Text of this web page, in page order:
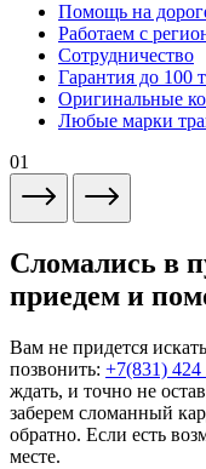
Помощь на
Работаем с
Сотрудничество
Гарантия до 100
Оригинальные
Любые марки
01
Сломались в
приедем и
Вам не придется
позвонить: +7(831) 424
ждать, и точно не
заберем сломанный
обратно. Если есть
месте.